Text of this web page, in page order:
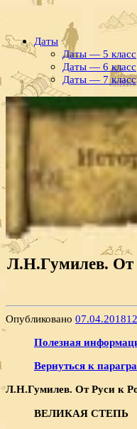
Даты
Даты — 5 класс
Даты — 6 класс
Даты — 7 класс
Л.Н.Гумилев. От
Опубликовано 07.04.2018
Полезная
Вернуться к
Л.Н.Гумилев. От Руси к
ВЕЛИКАЯ СТЕПЬ